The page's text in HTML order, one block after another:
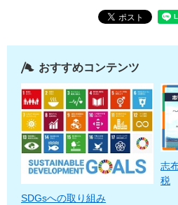
おすすめコンテンツ
SDGsへの取り組み
志
税